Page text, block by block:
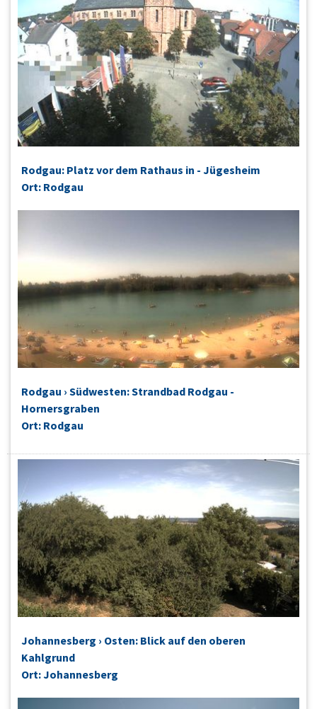
Rodgau: Platz vor dem Rathaus in - Jügesheim
Ort: Rodgau
Rodgau › Südwesten: Strandbad Rodgau -
Hornersgraben
Ort: Rodgau
Johannesberg › Osten: Blick auf den oberen
Kahlgrund
Ort: Johannesberg